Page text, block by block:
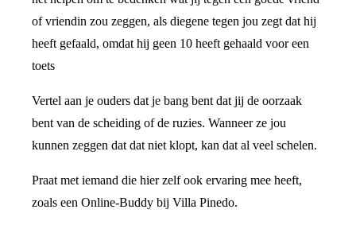
of vriendin zou zeggen, als diegene tegen jou zegt dat hij
heeft gefaald, omdat hij geen 10 heeft gehaald voor een
toets
Vertel aan je ouders dat je bang bent dat jij de oorzaak
bent van de scheiding of de ruzies. Wanneer ze jou
kunnen zeggen dat dat niet klopt, kan dat al veel schelen.
Praat met iemand die hier zelf ook ervaring mee heeft,
zoals een Online-Buddy bij Villa Pinedo.